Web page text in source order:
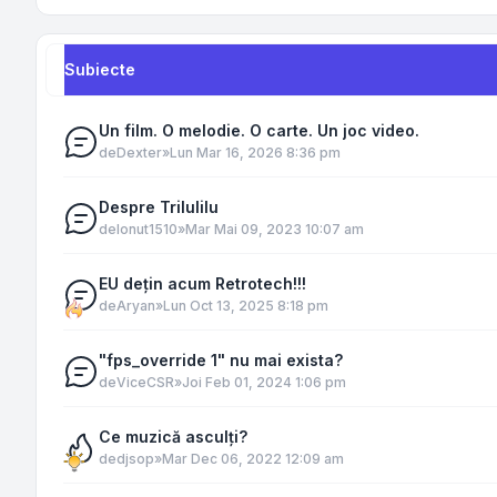
Subiecte
Un film. O melodie. O carte. Un joc video.
deDexter»Lun Mar 16, 2026 8:36 pm
Despre Trilulilu
deIonut1510»Mar Mai 09, 2023 10:07 am
EU dețin acum Retrotech!!!
deAryan»Lun Oct 13, 2025 8:18 pm
"fps_override 1" nu mai exista?
deViceCSR»Joi Feb 01, 2024 1:06 pm
Ce muzică asculţi?
dedjsop»Mar Dec 06, 2022 12:09 am